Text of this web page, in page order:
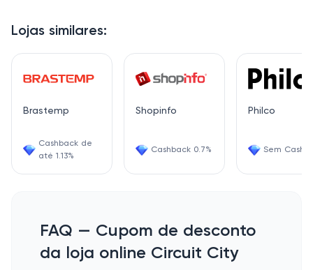
Lojas similares:
Brastemp
Cashback de
até 1.13%
Shopinfo
Cashback 0.7%
Philco
Sem
FAQ — Cupom de desconto
da loja online Circuit City